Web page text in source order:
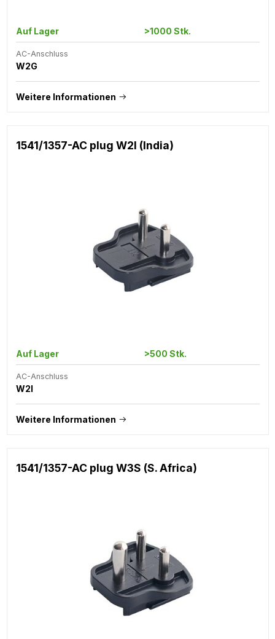
Auf Lager >1000 Stk.
AC-Anschluss
W2G
Weitere Informationen
1541/1357-AC plug W2I (India)
Auf Lager >500 Stk.
AC-Anschluss
W2I
Weitere Informationen
1541/1357-AC plug W3S (S. Africa)